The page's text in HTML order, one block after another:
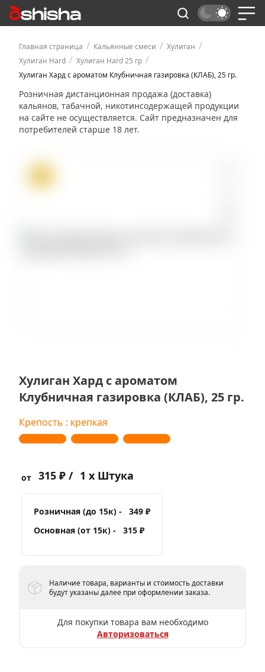
Главная страница / Кальянные смеси / Хулиган /
Хулиган Hard / Хулиган Hard 25 гр /
Хулиган Хард с ароматом Клубничная газировка (КЛАБ), 25 гр.
Розничная дистанционная продажа (доставка)
кальянов, табачной, никотинсодержащей продукции
на сайте не осуществляется. Сайт предназначен для
потребителей старше 18 лет.
Хулиган Хард с ароматом
Клубничная газировка (КЛАБ), 25 гр.
Крепость : крепкая
от 315 ₽ / 1 x Штука
Розничная (до 15к) -
349 ₽
Основная (от 15к) -
315 ₽
Наличие товара, варианты и стоимость доставки
будут указаны далее при оформлении заказа.
Для покупки товара вам необходимо
Авторизоваться